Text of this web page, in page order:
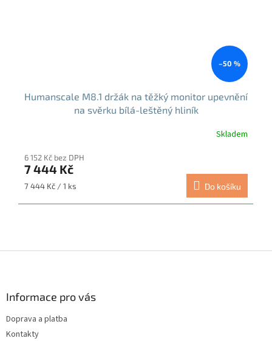
–50 %
Humanscale M8.1 držák na těžký monitor upevnění
na svěrku bílá-leštěný hliník
produktu
je
5,0
5
Skladem
6 152 Kč bez DPH
7 444 Kč
Měrná
7 444 Kč / 1 ks Do košíku
Informace pro vás
Doprava a platba
Kontakty